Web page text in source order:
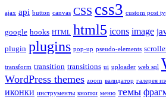
ajax api button canvas CSS css3 custom post
google hooks HTML html5 icons image
plugin plugins pop-up pseudo-elements
transform transition transitions ui uploader web sql
WordPress themes zoom валидатор галерея
иконки инструменты кнопки меню темы